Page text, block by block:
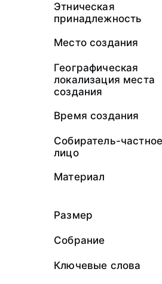
Этническая
принадлежность
Место создания
Географическая
локализация места
создания
Время создания
Собиратель-частное
лицо
Материал
Размер
Собрание
Ключевые слова